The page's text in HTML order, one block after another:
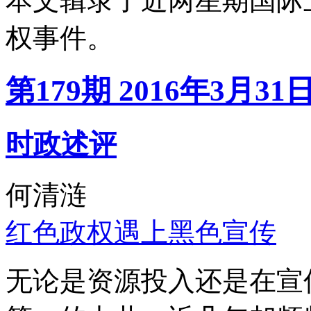
权事件。
第179期 2016年3月31
时政述评
何清涟
红色政权遇上黑色宣传
无论是资源投入还是在